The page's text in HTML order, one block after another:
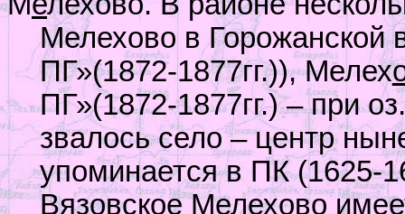
Мелехово в Горожанской
ПГ»(1872-1877гг.)), Мелех
ПГ»(1872-1877гг.) – при
звалось село – центр
упоминается в ПК (1625-
Вязовское Мелехово